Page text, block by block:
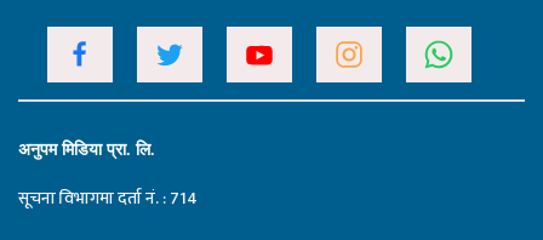
अनुपम मिडिया प्रा. लि.
सूचना विभागमा दर्ता नं. : 714